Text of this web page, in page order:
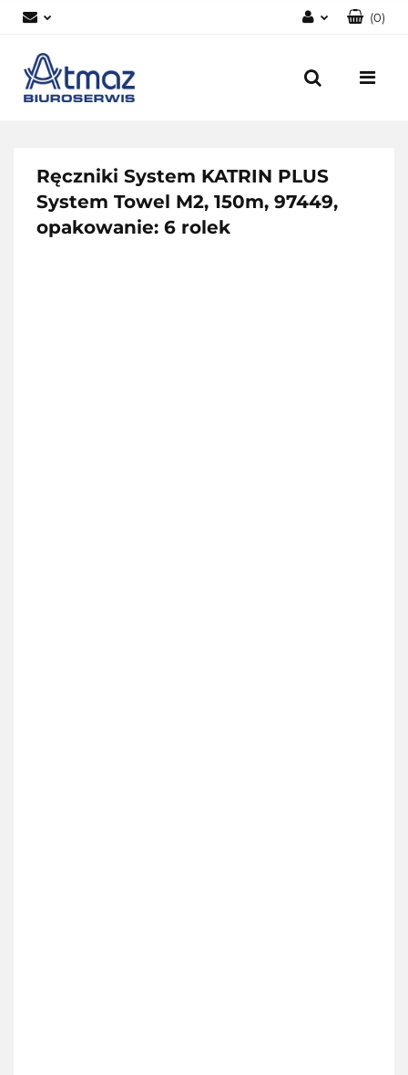
Zarejestruj się
(0)
Ręczniki System KATRIN PLUS
System Towel M2, 150m, 97449,
opakowanie: 6 rolek